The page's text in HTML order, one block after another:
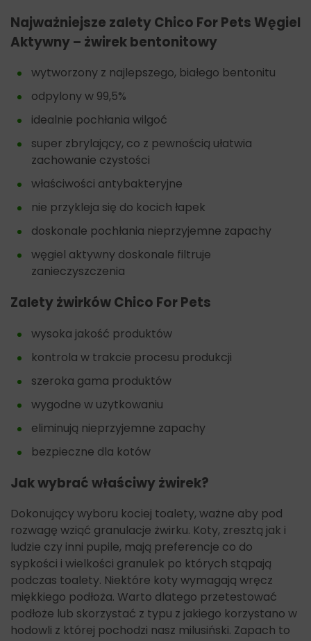
Najważniejsze zalety Chico For Pets Węgiel
Aktywny – żwirek bentonitowy
wytworzony z najlepszego, białego bentonitu
odpylony w 99,5%
idealnie pochłania wilgoć
super zbrylający, co z pewnością ułatwia
zachowanie czystości
właściwości antybakteryjne
nie przykleja się do kocich łapek
doskonale pochłania nieprzyjemne zapachy
węgiel aktywny doskonale filtruje
zanieczyszczenia
Zalety żwirków Chico For Pets
wysoka jakość produktów
kontrola w trakcie procesu produkcji
szeroka gama produktów
wygodne w użytkowaniu
eliminują nieprzyjemne zapachy
bezpieczne dla kotów
Jak wybrać właściwy żwirek?
Dokonujący wyboru kociej toalety, ważne aby pod
rozwagę wziąć granulacje żwirku. Koty, zresztą jak i
ludzie czy inni pupile, mają preferencje co do
sypkości i wielkości granulek po których stąpają
podczas toalety. Niektóre koty wymagają wręcz
miękkiego podłoża. Warto dlatego przetestować
podłoże lub skorzystać z typu z jakiego korzystano w
hodowli z której pochodzi nasz milusiński. Zapach to